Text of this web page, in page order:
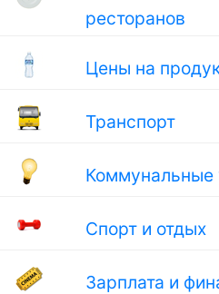
ресторанов
Цены на
Транспорт
Коммунальные
Спорт и отдых
Зарплата и